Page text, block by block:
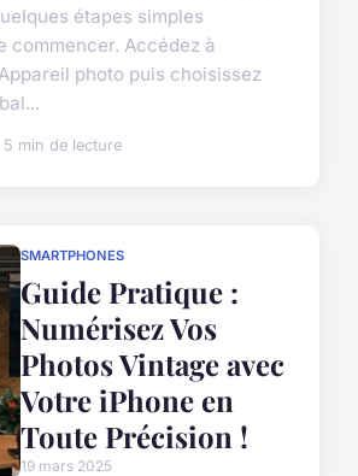
étapes simples
commencer. Accédez à
photo puis choisissez
min de lecture
SMARTPHONES
Guide Pratique :
Numérisez Vos
Photos Vintage avec
Votre iPhone en
Toute Précision !
19 mars 2025